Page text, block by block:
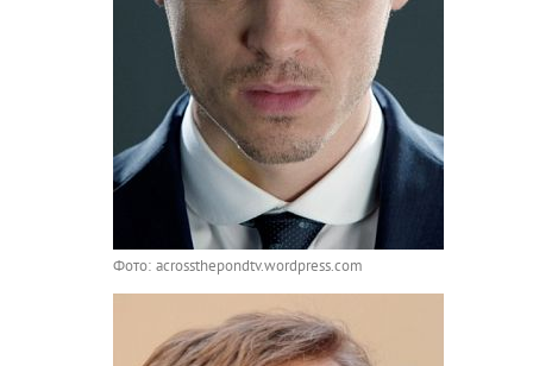
Фото: acrossthepondtv.wordpress.com